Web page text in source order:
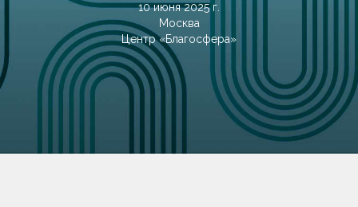
10 июня 2025 г.
Москва
Центр «Благосфера»